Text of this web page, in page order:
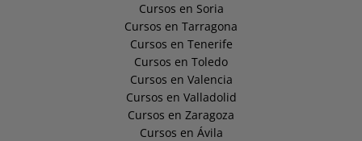
Cursos en Soria
Cursos en Tarragona
Cursos en Tenerife
Cursos en Toledo
Cursos en Valencia
Cursos en Valladolid
Cursos en Zaragoza
Cursos en Ávila